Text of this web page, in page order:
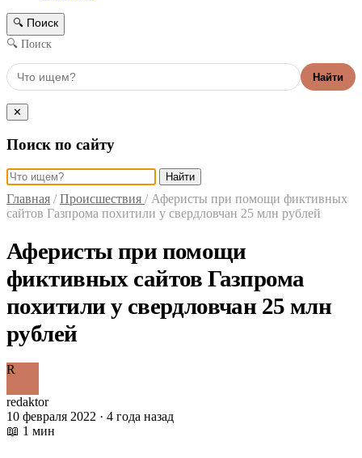
🔍 Поиск
🔍 Поиск
Найти
✕
Поиск по сайту
Найти
Главная / Происшествия / Аферисты при помощи фиктивных
сайтов Газпрома похитили у свердловчан 25 млн рублей
Аферисты при помощи
фиктивных сайтов Газпрома
похитили у свердловчан 25 млн
рублей
R
redaktor
10 февраля 2022 · 4 года назад
📖 1 мин